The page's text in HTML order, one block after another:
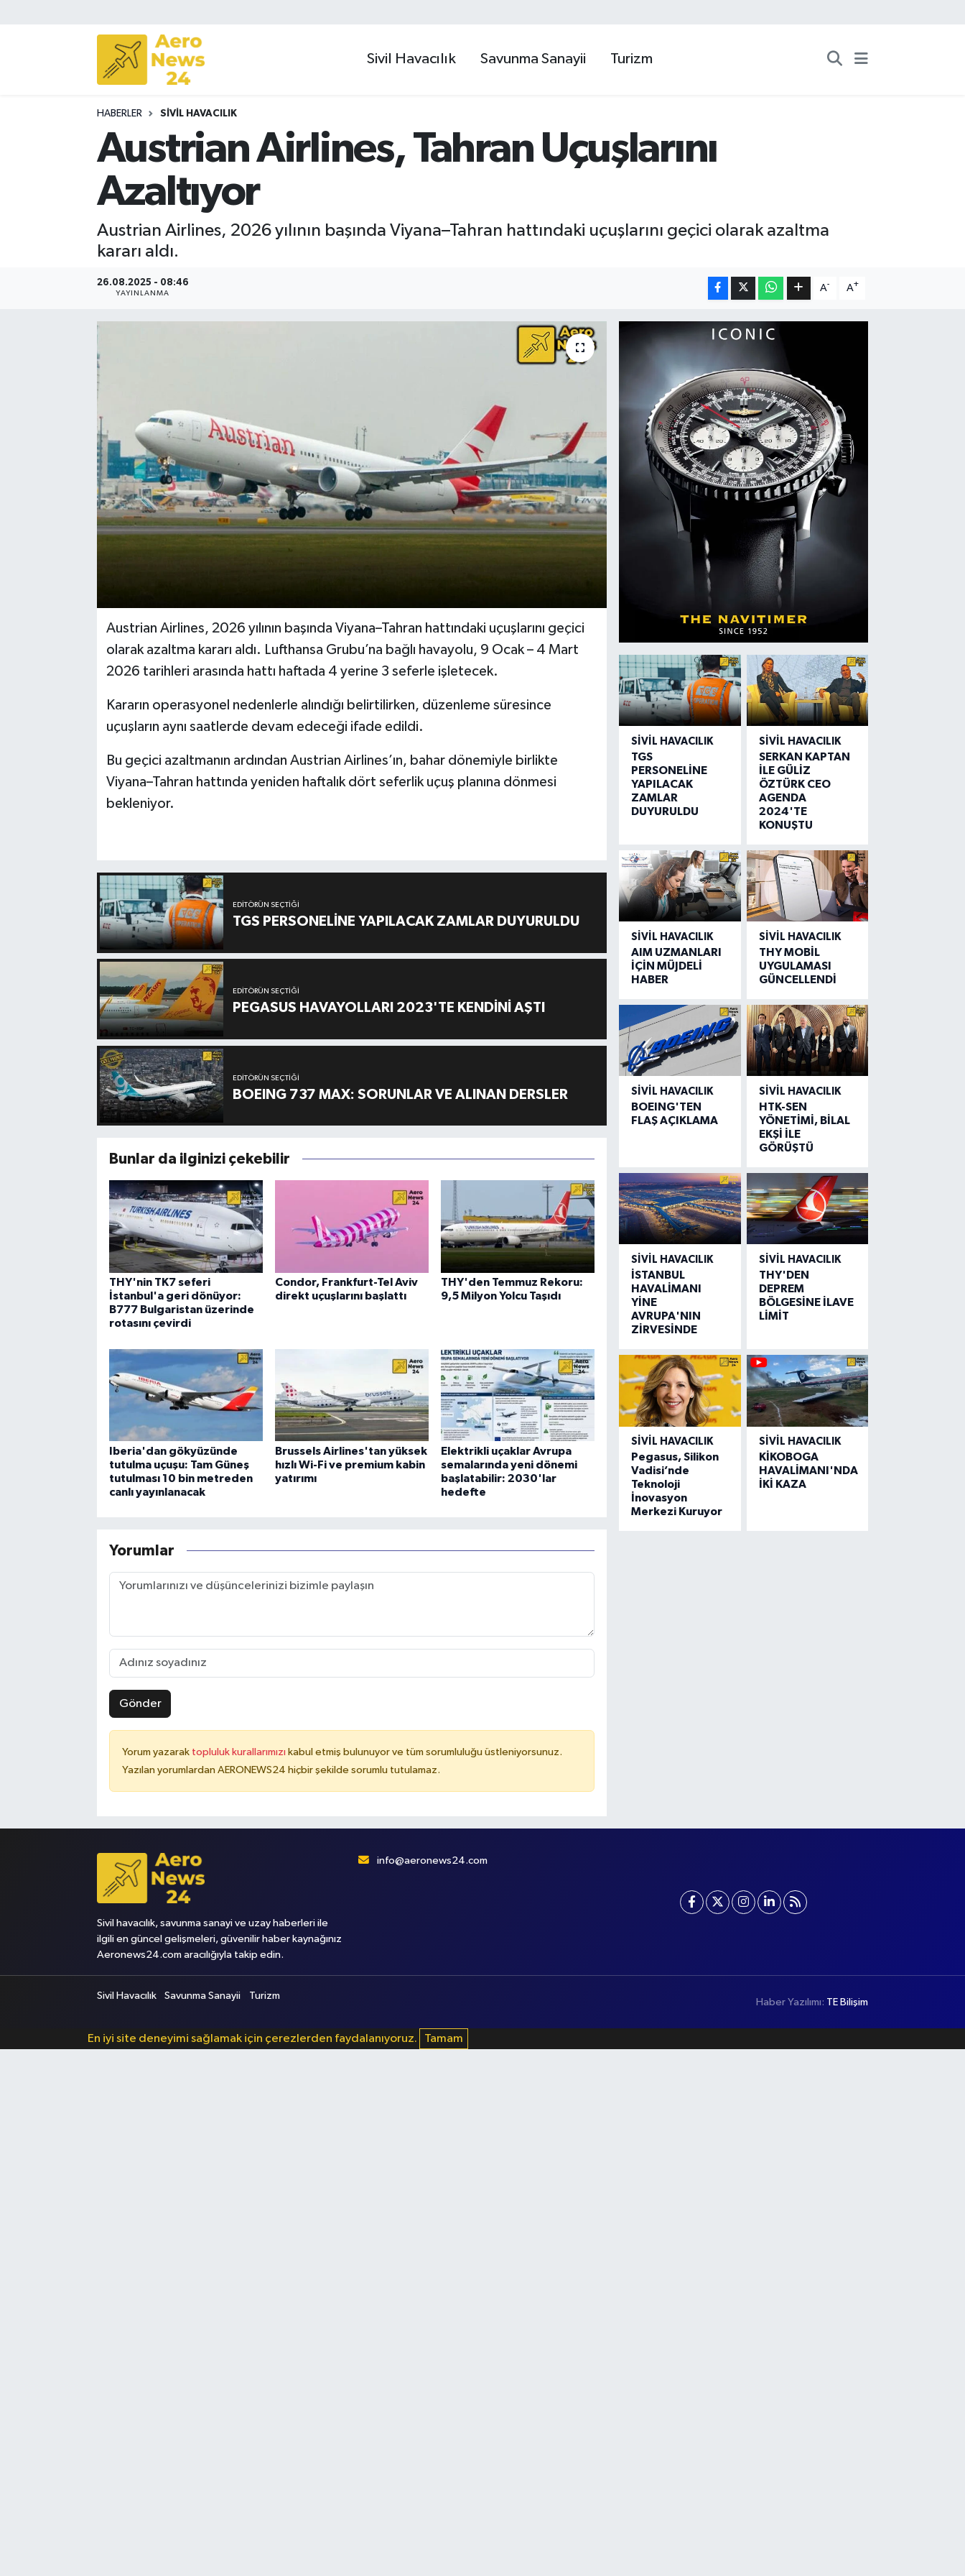
Sivil Havacılık Savunma Sanayii Turizm
HABERLER SIVIL HAVACILIK
Austrian Airlines, Tahran Uçuşlarını
Azaltıyor
Austrian Airlines, 2026 yılının başında Viyana–Tahran hattındaki uçuşlarını geçici olarak azaltma
kararı aldı.
26.08.2025 - 08:46
YAYINLANMA
A- A+
Austrian Airlines, 2026 yılının başında Viyana–Tahran hattındaki uçuşlarını geçici
olarak azaltma kararı aldı. Lufthansa Grubu’na bağlı havayolu, 9 Ocak – 4 Mart
2026 tarihleri arasında hattı haftada 4 yerine 3 seferle işletecek.
Kararın operasyonel nedenlerle alındığı belirtilirken, düzenleme süresince
uçuşların aynı saatlerde devam edeceği ifade edildi.
Bu geçici azaltmanın ardından Austrian Airlines’ın, bahar dönemiyle birlikte
Viyana–Tahran hattında yeniden haftalık dört seferlik uçuş planına dönmesi
bekleniyor.
EDITÖRÜN SEÇTIĞI
TGS PERSONELİNE YAPILACAK ZAMLAR DUYURULDU
EDITÖRÜN SEÇTIĞI
PEGASUS HAVAYOLLARI 2023'TE KENDİNİ AŞTI
EDITÖRÜN SEÇTIĞI
BOEING 737 MAX: SORUNLAR VE ALINAN DERSLER
Bunlar da ilginizi çekebilir
THY'nin TK7 seferi
İstanbul'a geri dönüyor:
B777 Bulgaristan üzerinde
rotasını çevirdi
Condor, Frankfurt-Tel Aviv
direkt uçuşlarını başlattı
THY'den Temmuz Rekoru:
9,5 Milyon Yolcu Taşıdı
Iberia'dan gökyüzünde
tutulma uçuşu: Tam Güneş
tutulması 10 bin metreden
canlı yayınlanacak
Brussels Airlines'tan yüksek
hızlı Wi-Fi ve premium kabin
yatırımı
Elektrikli uçaklar Avrupa
semalarında yeni dönemi
başlatabilir: 2030'lar
hedefte
Yorumlar
Gönder
Yorum yazarak topluluk kurallarımızı kabul etmiş bulunuyor ve tüm sorumluluğu üstleniyorsunuz.
Yazılan yorumlardan AERONEWS24 hiçbir şekilde sorumlu tutulamaz.
SIVIL HAVACILIK
TGS
PERSONELİNE
YAPILACAK
ZAMLAR
DUYURULDU
SIVIL HAVACILIK
SERKAN KAPTAN
İLE GÜLİZ
ÖZTÜRK CEO
AGENDA
2024'TE
KONUŞTU
SIVIL HAVACILIK
AIM UZMANLARI
İÇİN MÜJDELİ
HABER
SIVIL HAVACILIK
THY MOBİL
UYGULAMASI
GÜNCELLENDİ
SIVIL HAVACILIK
BOEING'TEN
FLAŞ AÇIKLAMA
SIVIL HAVACILIK
HTK-SEN
YÖNETİMİ, BİLAL
EKŞİ İLE
GÖRÜŞTÜ
SIVIL HAVACILIK
İSTANBUL
HAVALİMANI
YİNE
AVRUPA'NIN
ZİRVESİNDE
SIVIL HAVACILIK
THY'DEN
DEPREM
BÖLGESİNE İLAVE
LİMİT
SIVIL HAVACILIK
Pegasus, Silikon
Vadisi’nde
Teknoloji
İnovasyon
Merkezi Kuruyor
SIVIL HAVACILIK
KİKOBOGA
HAVALİMANI'NDA
İKİ KAZA
Sivil havacılık, savunma sanayi ve uzay haberleri ile
ilgili en güncel gelişmeleri, güvenilir haber kaynağınız
Aeronews24.com aracılığıyla takip edin.
info@aeronews24.com
Sivil Havacılık Savunma Sanayii Turizm
Haber Yazılımı: TE Bilişim
En iyi site deneyimi sağlamak için çerezlerden faydalanıyoruz. Tamam
Sivil Havacılık